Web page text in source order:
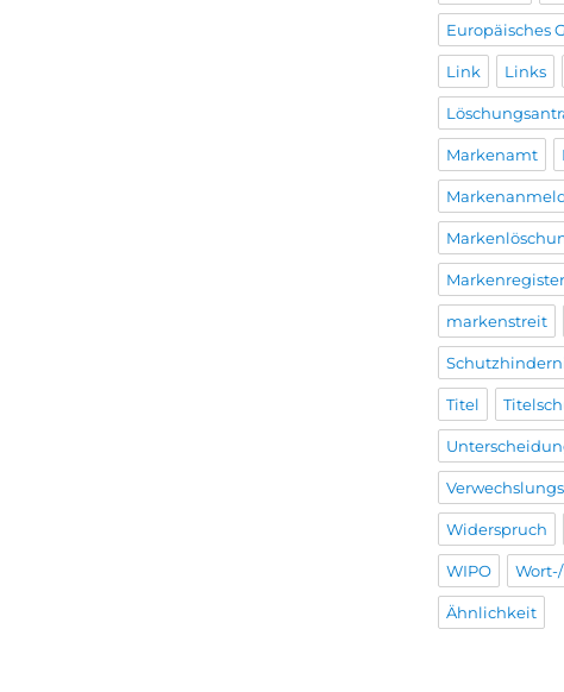
Europäisches
Link Links
Markenamt
Markenregister
markenstreit
Titel
Widerspruch
WIPO
Ähnlichkeit